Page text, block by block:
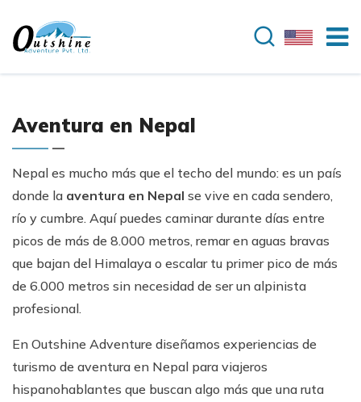
Aventura en Nepal
Nepal es mucho más que el techo del mundo: es un país
donde la aventura en Nepal se vive en cada sendero,
río y cumbre. Aquí puedes caminar durante días entre
picos de más de 8.000 metros, remar en aguas bravas
que bajan del Himalaya o escalar tu primer pico de más
de 6.000 metros sin necesidad de ser un alpinista
profesional.
En Outshine Adventure diseñamos experiencias de
turismo de aventura en Nepal para viajeros
hispanohablantes que buscan algo más que una ruta